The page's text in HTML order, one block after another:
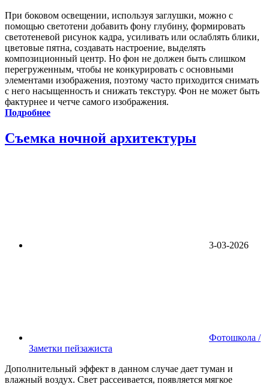
При боковом освещении, используя заглушки, можно с
помощью светотени добавить фону глубину, формировать
светотеневой рисунок кадра, усиливать или ослаблять блики,
цветовые пятна, создавать настроение, выделять
композиционный центр. Но фон не должен быть слишком
перегруженным, чтобы не конкурировать с основными
элементами изображения, поэтому часто приходится снимать
с него насыщенность и снижать текстуру. Фон не может быть
фактурнее и четче самого изображения.
Подробнее
Съемка ночной архитектуры
3-03-2026
Фотошкола /
Заметки пейзажиста
Дополнительный эффект в данном случае дает туман и
влажный воздух. Свет рассеивается, появляется мягкое